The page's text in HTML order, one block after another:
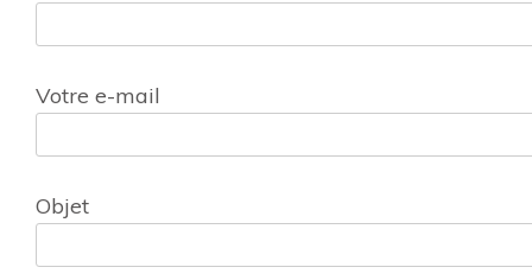
Votre e-mail
Objet